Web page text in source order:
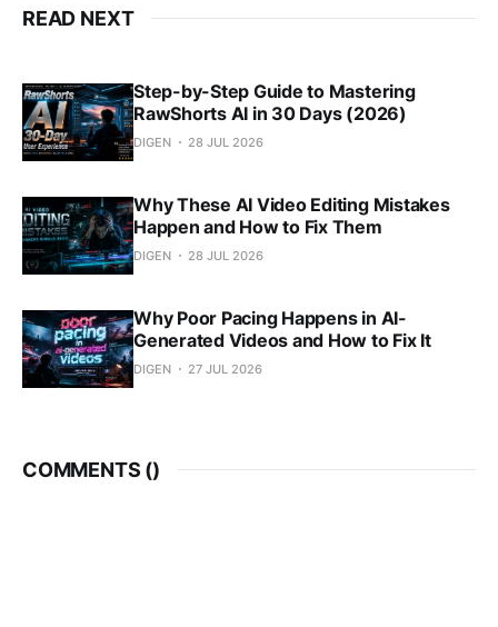
READ NEXT
Step-by-Step Guide to Mastering
RawShorts AI in 30 Days (2026)
DIGEN 28 JUL 2026
Why These AI Video Editing Mistakes
Happen and How to Fix Them
DIGEN 28 JUL 2026
Why Poor Pacing Happens in AI-
Generated Videos and How to Fix It
DIGEN 27 JUL 2026
COMMENTS ()